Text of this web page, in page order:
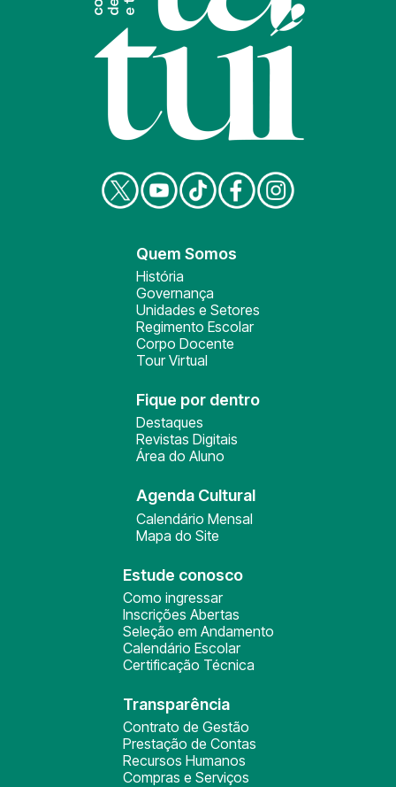
Quem Somos
História
Governança
Unidades e Setores
Regimento Escolar
Corpo Docente
Tour Virtual
Fique por dentro
Destaques
Revistas Digitais
Área do Aluno
Agenda Cultural
Calendário Mensal
Mapa do Site
Estude conosco
Como ingressar
Inscrições Abertas
Seleção em Andamento
Calendário Escolar
Certificação Técnica
Transparência
Contrato de Gestão
Prestação de Contas
Recursos Humanos
Compras e Serviços